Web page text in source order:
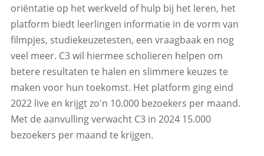
oriëntatie op het werkveld of hulp bij het leren, het
platform biedt leerlingen informatie in de vorm van
filmpjes, studiekeuzetesten, een vraagbaak en nog
veel meer. C3 wil hiermee scholieren helpen om
betere resultaten te halen en slimmere keuzes te
maken voor hun toekomst. Het platform ging eind
2022 live en krijgt zo'n 10.000 bezoekers per maand.
Met de aanvulling verwacht C3 in 2024 15.000
bezoekers per maand te krijgen.